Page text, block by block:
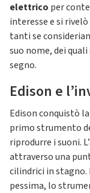
elettrico per
interesse e si
tanti se
suo nome, dei
segno.
Edison e
Edison conquistò
primo strumento
riprodurre i suoni.
attraverso una
cilindrici in stagno.
pessima, lo